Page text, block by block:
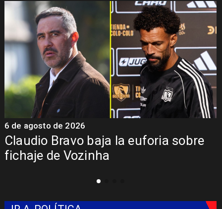
Claudio Bravo baja la euforia sobre
fichaje de Vozinha
6 de agosto de 2026